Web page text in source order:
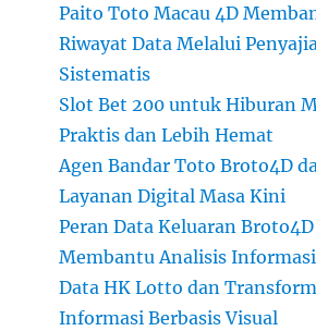
Paito Toto Macau 4D
Riwayat Data Melalui
Sistematis
Slot Bet 200 untuk Hiburan
Praktis dan Lebih Hemat
Agen Bandar Toto Broto4D
Layanan Digital Masa Kini
Peran Data Keluaran
Membantu Analisis
Data HK Lotto dan
Informasi Berbasis Visual